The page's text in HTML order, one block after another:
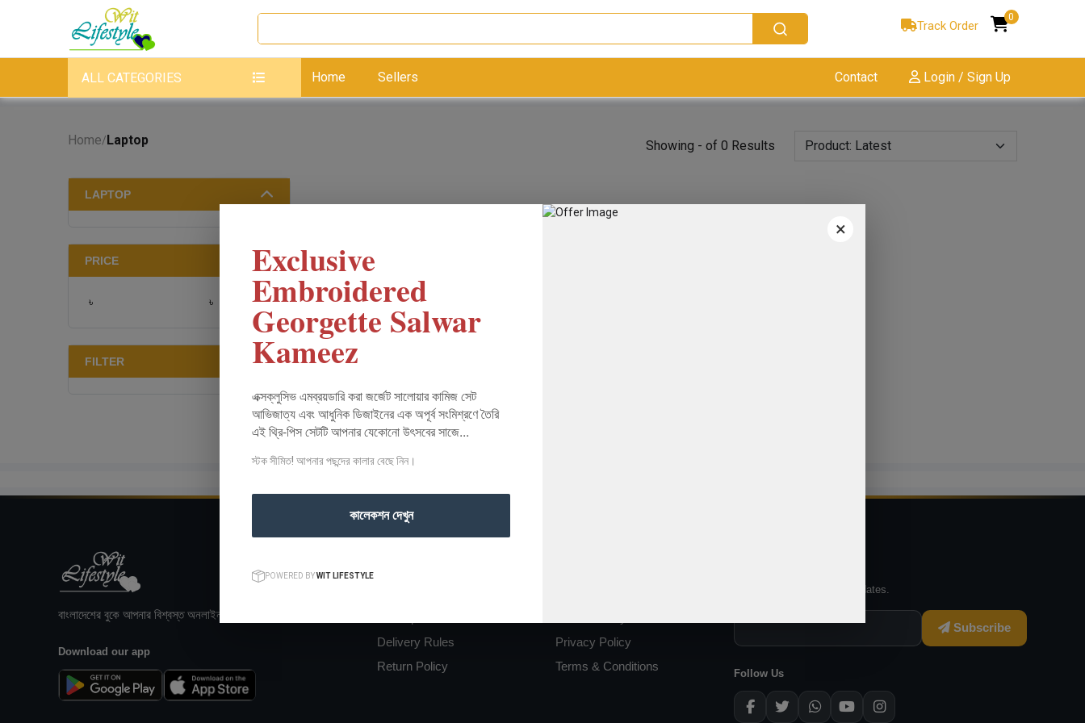
Track Order
0
ALL CATEGORIES Home Sellers Contact Login / Sign Up
Home/Laptop Showing - of 0 Results
LAPTOP
PRICE
৳ ৳
FILTER
বাংলাদেশের বুকে আপনার বিশ্বস্ত অনলাইন শপিং গন্তব্য।
Download our app
Delivery Rules
Return Policy
Privacy Policy
Terms & Conditions
Subscribe for offers and updates.
Subscribe
Follow Us
×
Exclusive
Embroidered
Georgette Salwar
Kameez
এক্সক্লুসিভ এমব্রয়ডারি করা জর্জেট সালোয়ার কামিজ সেট
আভিজাত্য এবং আধুনিক ডিজাইনের এক অপূর্ব সংমিশ্রণে তৈরি
এই থ্রি-পিস সেটটি আপনার যেকোনো উৎসবের সাজে...
স্টক সীমিত! আপনার পছন্দের কালার বেছে নিন।
কালেকশন দেখুন
POWERED BYWIT LIFESTYLE